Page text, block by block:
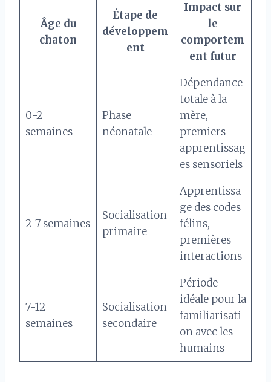
Âge du
chaton
Étape de
développem
ent
Impact sur
le
comportem
ent futur
0-2
semaines
Phase
néonatale
Dépendance
totale à la
mère,
premiers
apprentissag
es sensoriels
2-7 semaines
Socialisation
primaire
Apprentissa
ge des codes
félins,
premières
interactions
7-12
semaines
Socialisation
secondaire
Période
idéale pour la
familiarisati
on avec les
humains